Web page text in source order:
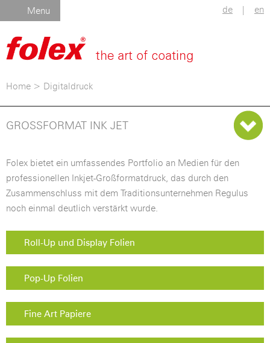
Menu de | en
Home > Digitaldruck
GROSSFORMAT INK JET
Folex bietet ein umfassendes Portfolio an Medien für den
professionellen Inkjet-Großformatdruck, das durch den
Zusammenschluss mit dem Traditionsunternehmen Regulus
noch einmal deutlich verstärkt wurde.
Roll-Up und Display Folien
Pop-Up Folien
Fine Art Papiere